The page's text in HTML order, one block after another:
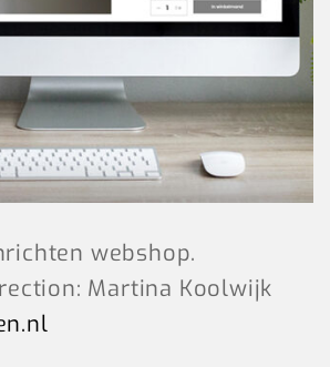
webshop.
Martina Koolwijk